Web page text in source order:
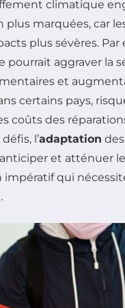
climatique
plus marquées, car
plus sévères. Par
pourrait aggraver la
et
certains pays,
coûts des
l’adaptation
et atténuer
qui